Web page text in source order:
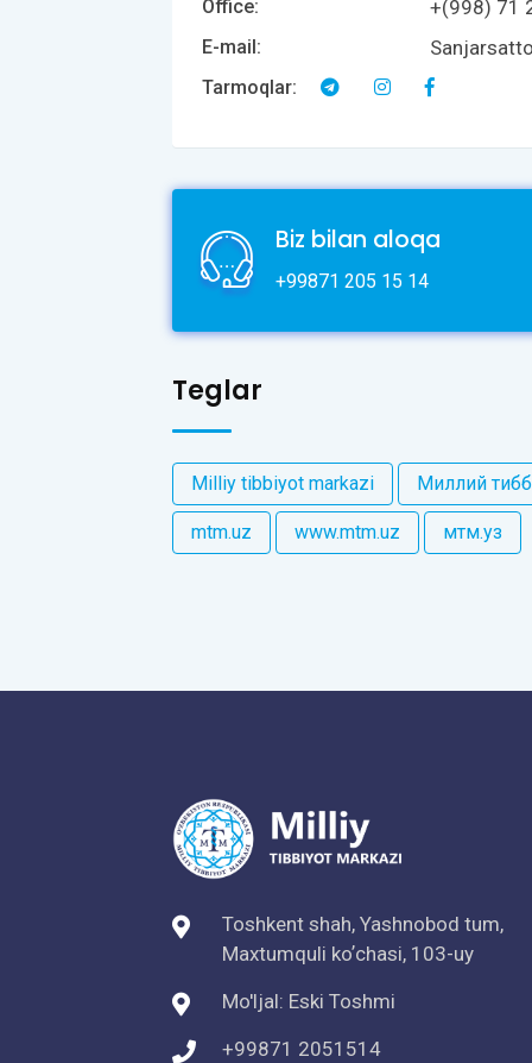
Office: +(998) 71
E-mail:
Tarmoqlar:
Biz bilan aloqa
+99871 205 15 14
Teglar
Milliy tibbiyot markazi Миллий
mtm.uz www.mtm.uz мтм.уз
Toshkent shah, Yashnobod tum,
Maxtumquli koʼchasi, 103-uy
Mo'ljal: Eski Toshmi
+99871 2051514